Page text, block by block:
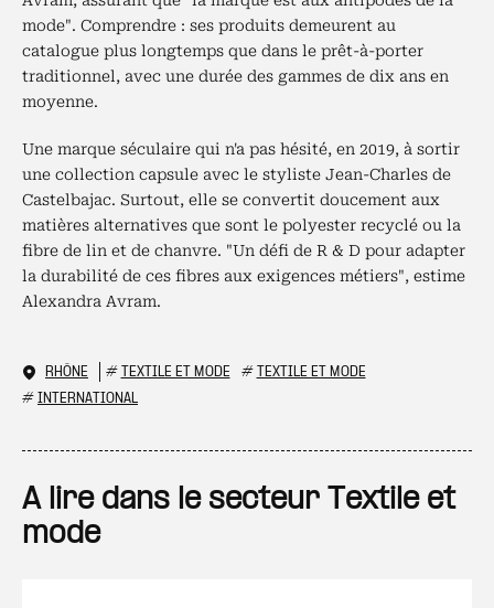
mode". Comprendre : ses produits demeurent au
catalogue plus longtemps que dans le prêt-à-porter
traditionnel, avec une durée des gammes de dix ans en
moyenne.
Une marque séculaire qui n'a pas hésité, en 2019, à sortir
une collection capsule avec le styliste Jean-Charles de
Castelbajac. Surtout, elle se convertit doucement aux
matières alternatives que sont le polyester recyclé ou la
fibre de lin et de chanvre. "Un défi de R & D pour adapter
la durabilité de ces fibres aux exigences métiers", estime
Alexandra Avram.
RHÔNE # TEXTILE ET MODE # TEXTILE ET MODE
# INTERNATIONAL
A lire dans le secteur Textile et
mode